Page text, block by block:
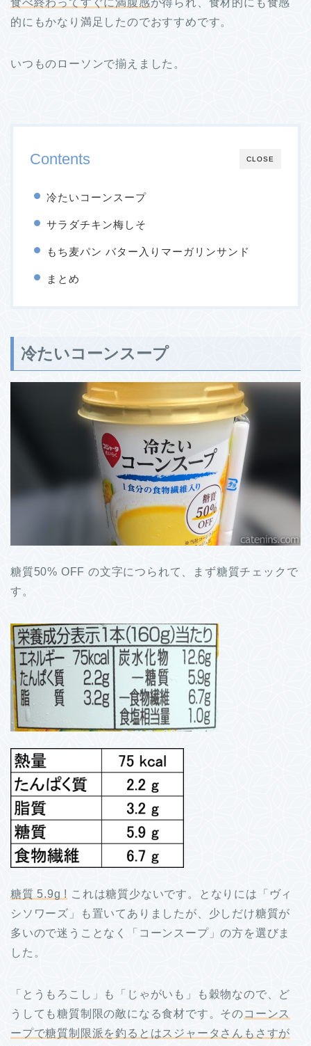
的にもかなり満足したのでおすすめです。
いつものローソンで揃えました。
CLOSE
Contents
冷たいコーンスープ
サラダチキン梅しそ
もち麦パン バター入りマーガリンサンド
まとめ
冷たいコーンスープ
糖質50% OFF の文字につられて、まず糖質チェックで
す。
糖質 5.9g ! これは糖質少ないです。となりには「ヴィ
シソワーズ」も置いてありましたが、少しだけ糖質が
多いので迷うことなく「コーンスープ」の方を選びま
した。
「とうもろこし」も「じゃがいも」も穀物なので、ど
うしても糖質制限の敵になる食材です。そのコーンス
ープで糖質制限派を釣るとはスジャータさんもさすが